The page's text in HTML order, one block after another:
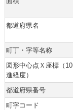
都道府県名
町丁・字等名称
図形中心点Ｘ座標（10
進経度）
都道府県番号
町字コード